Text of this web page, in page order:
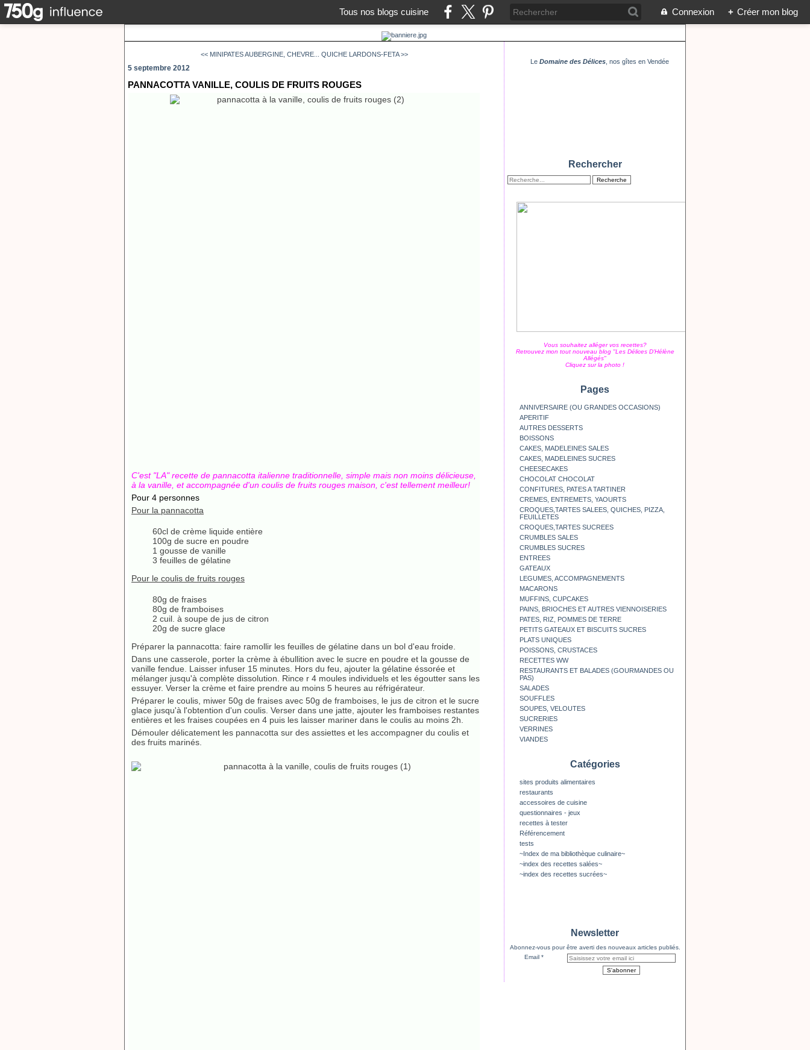
Tous nos blogs cuisine Connexion + Créer mon blog
<< MINIPATES AUBERGINE, CHEVRE... QUICHE LARDONS-FETA >>
5 septembre 2012
PANNACOTTA VANILLE, COULIS DE FRUITS ROUGES
C'est "LA" recette de pannacotta italienne traditionnelle, simple mais non moins délicieuse,
à la vanille, et accompagnée d'un coulis de fruits rouges maison, c'est tellement meilleur!
Pour 4 personnes
Pour la pannacotta
60cl de crème liquide entière
100g de sucre en poudre
1 gousse de vanille
3 feuilles de gélatine
Pour le coulis de fruits rouges
80g de fraises
80g de framboises
2 cuil. à soupe de jus de citron
20g de sucre glace
Préparer la pannacotta: faire ramollir les feuilles de gélatine dans un bol d'eau froide.
Dans une casserole, porter la crème à ébullition avec le sucre en poudre et la gousse de
vanille fendue. Laisser infuser 15 minutes. Hors du feu, ajouter la gélatine éssorée et
mélanger jusqu'à complète dissolution. Rince r 4 moules individuels et les égoutter sans les
essuyer. Verser la crème et faire prendre au moins 5 heures au réfrigérateur.
Préparer le coulis, miwer 50g de fraises avec 50g de framboises, le jus de citron et le sucre
glace jusqu'à l'obtention d'un coulis. Verser dans une jatte, ajouter les framboises restantes
entières et les fraises coupées en 4 puis les laisser mariner dans le coulis au moins 2h.
Démouler délicatement les pannacotta sur des assiettes et les accompagner du coulis et
des fruits marinés.
Le Domaine des Délices, nos gîtes en Vendée
Rechercher
Vous souhaitez alléger vos recettes?
Retrouvez mon tout nouveau blog "Les Délices D'Hélène
Allégés"
Cliquez sur la photo !
Pages
ANNIVERSAIRE (OU GRANDES OCCASIONS)
APERITIF
AUTRES DESSERTS
BOISSONS
CAKES, MADELEINES SALES
CAKES, MADELEINES SUCRES
CHEESECAKES
CHOCOLAT CHOCOLAT
CONFITURES, PATES A TARTINER
CREMES, ENTREMETS, YAOURTS
CROQUES,TARTES SALEES, QUICHES, PIZZA,
FEUILLETES
CROQUES,TARTES SUCREES
CRUMBLES SALES
CRUMBLES SUCRES
ENTREES
GATEAUX
LEGUMES, ACCOMPAGNEMENTS
MACARONS
MUFFINS, CUPCAKES
PAINS, BRIOCHES ET AUTRES VIENNOISERIES
PATES, RIZ, POMMES DE TERRE
PETITS GATEAUX ET BISCUITS SUCRES
PLATS UNIQUES
POISSONS, CRUSTACES
RECETTES WW
RESTAURANTS ET BALADES (GOURMANDES OU
PAS)
SALADES
SOUFFLES
SOUPES, VELOUTES
SUCRERIES
VERRINES
VIANDES
Catégories
sites produits alimentaires
restaurants
accessoires de cuisine
questionnaires - jeux
recettes à tester
Référencement
tests
~Index de ma bibliothèque culinaire~
~index des recettes salées~
~index des recettes sucrées~
Newsletter
Abonnez-vous pour être averti des nouveaux articles publiés.
Email